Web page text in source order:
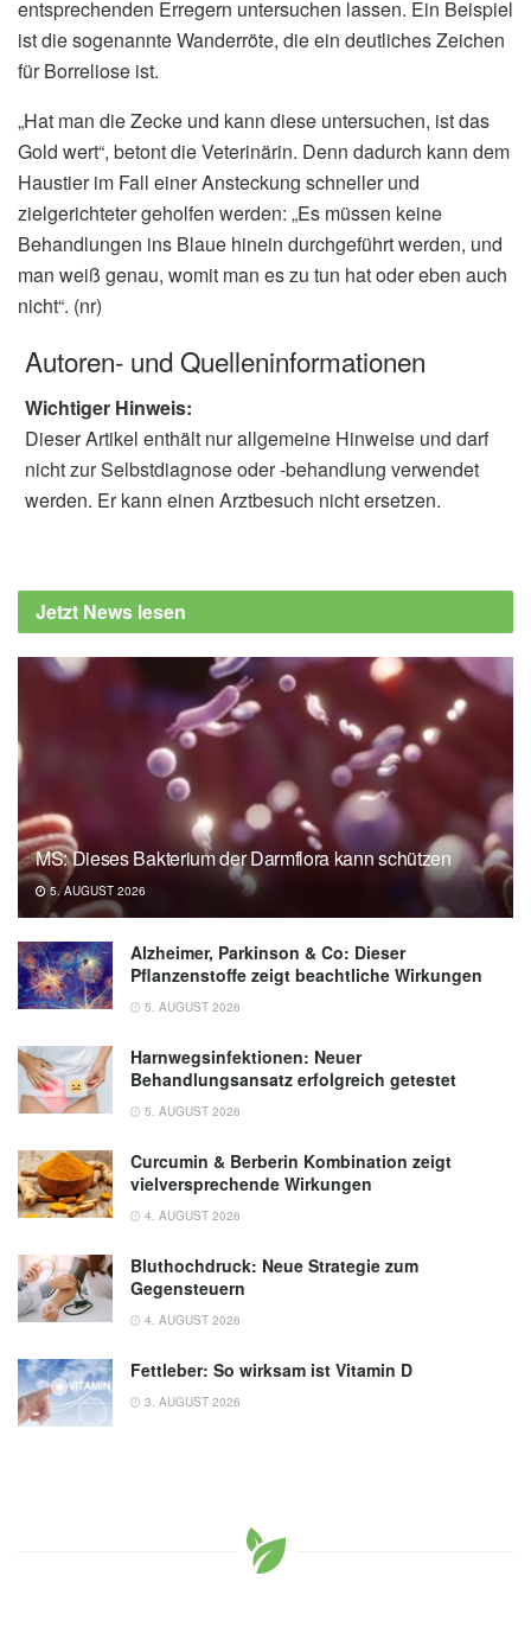
entsprechenden Erregern untersuchen lassen. Ein Beispiel
ist die sogenannte Wanderröte, die ein deutliches Zeichen
für Borreliose ist.
„Hat man die Zecke und kann diese untersuchen, ist das
Gold wert“, betont die Veterinärin. Denn dadurch kann dem
Haustier im Fall einer Ansteckung schneller und
zielgerichteter geholfen werden: „Es müssen keine
Behandlungen ins Blaue hinein durchgeführt werden, und
man weiß genau, womit man es zu tun hat oder eben auch
nicht“. (nr)
Autoren- und Quelleninformationen
Wichtiger Hinweis:
Dieser Artikel enthält nur allgemeine Hinweise und darf
nicht zur Selbstdiagnose oder -behandlung verwendet
werden. Er kann einen Arztbesuch nicht ersetzen.
Jetzt News lesen
MS: Dieses Bakterium der Darmflora kann schützen
5. AUGUST 2026
Alzheimer, Parkinson & Co: Dieser
Pflanzenstoffe zeigt beachtliche Wirkungen
5. AUGUST 2026
Harnwegsinfektionen: Neuer
Behandlungsansatz erfolgreich getestet
5. AUGUST 2026
Curcumin & Berberin Kombination zeigt
vielversprechende Wirkungen
4. AUGUST 2026
Bluthochdruck: Neue Strategie zum
Gegensteuern
4. AUGUST 2026
Fettleber: So wirksam ist Vitamin D
3. AUGUST 2026